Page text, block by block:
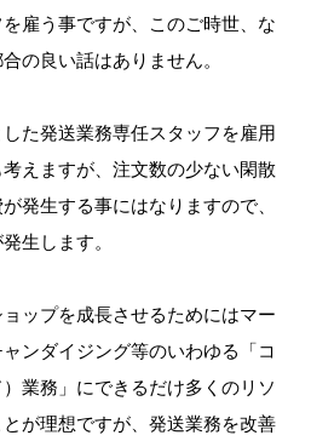
雇う事ですが、このご時世、な
の良い話はありません。
た発送業務専任スタッフを雇用
えますが、注文数の少ない閑散
発生する事にはなりますので、
生します。
ップを成長させるためにはマー
ンダイジング等のいわゆる「コ
業務」にできるだけ多くのリソ
が理想ですが、発送業務を改善